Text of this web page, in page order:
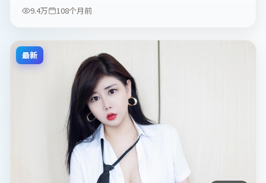
9.4万
108个月前
最新